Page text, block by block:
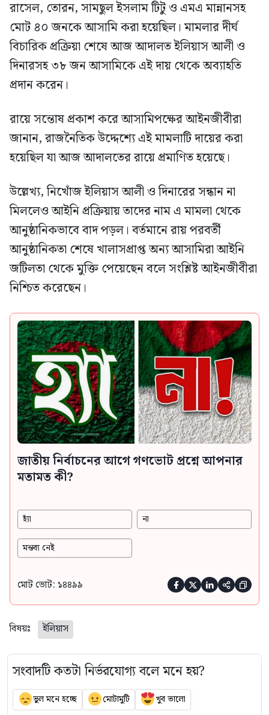
রাসেল, তোরন, সামছুল ইসলাম টিটু ও এমএ মান্নানসহ
মোট ৪০ জনকে আসামি করা হয়েছিল। মামলার দীর্ঘ
বিচারিক প্রক্রিয়া শেষে আজ আদালত ইলিয়াস আলী ও
দিনারসহ ৩৮ জন আসামিকে এই দায় থেকে অব্যাহতি
প্রদান করেন।
রায়ে সন্তোষ প্রকাশ করে আসামিপক্ষের আইনজীবীরা
জানান, রাজনৈতিক উদ্দেশ্যে এই মামলাটি দায়ের করা
হয়েছিল যা আজ আদালতের রায়ে প্রমাণিত হয়েছে।
উল্লেখ্য, নিখোঁজ ইলিয়াস আলী ও দিনারের সন্ধান না
মিললেও আইনি প্রক্রিয়ায় তাদের নাম এ মামলা থেকে
আনুষ্ঠানিকভাবে বাদ পড়ল। বর্তমানে রায় পরবর্তী
আনুষ্ঠানিকতা শেষে খালাসপ্রাপ্ত অন্য আসামিরা আইনি
জটিলতা থেকে মুক্তি পেয়েছেন বলে সংশ্লিষ্ট আইনজীবীরা
নিশ্চিত করেছেন।
জাতীয় নির্বাচনের আগে গণভোট প্রশ্নে আপনার
মতামত কী?
হ্যাঁ না
মন্তব্য নেই
মোট ভোট: ১৪৪৯৯     
বিষয়ঃ ইলিয়াস
সংবাদটি কতটা নির্ভরযোগ্য বলে মনে হয়?
ভুল মনে হচ্ছে মোটামুটি খুব ভালো